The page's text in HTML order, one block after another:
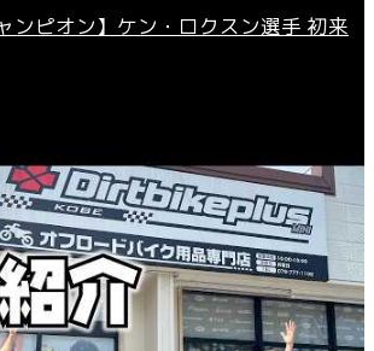
ンピオン】ケン・ロクスン選手 初来